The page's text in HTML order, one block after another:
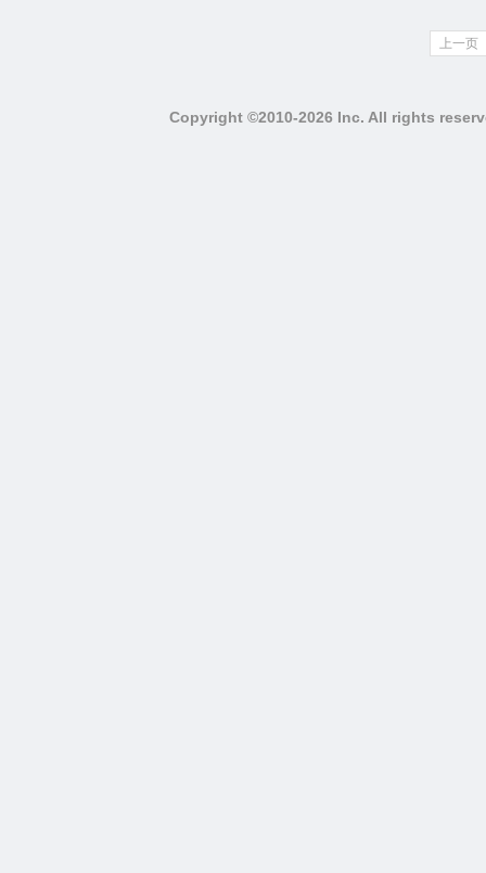
上一页
Copyright ©2010-2026 Inc. All rights